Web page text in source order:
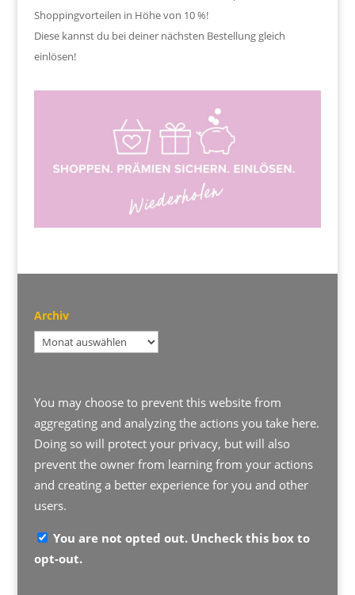
Shoppingvorteilen in Höhe von 10 %!
Diese kannst du bei deiner nächsten Bestellung gleich
einlösen!
Archiv
Archiv
You may choose to prevent this website from
aggregating and analyzing the actions you take here.
Doing so will protect your privacy, but will also
prevent the owner from learning from your actions
and creating a better experience for you and other
users.
You are not opted out. Uncheck this box to
opt-out.